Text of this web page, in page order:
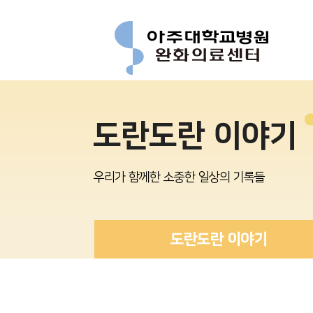
도란도란 이야기
우리가 함께한 소중한 일상의 기록들
도란도란 이야기